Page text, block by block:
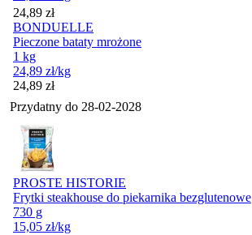
Cena
24,89 zł
BONDUELLE
Pieczone bataty mrożone
1 kg
24,89 zł/kg
Cena
24,89 zł
Przydatny do 28-02-2028
PROSTE HISTORIE
Frytki steakhouse do piekarnika bezglutenowe
730 g
15,05 zł/kg